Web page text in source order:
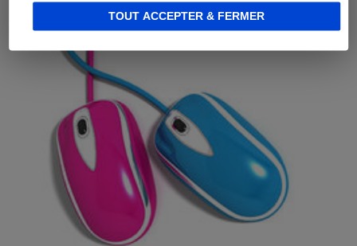
TOUT ACCEPTER & FERMER